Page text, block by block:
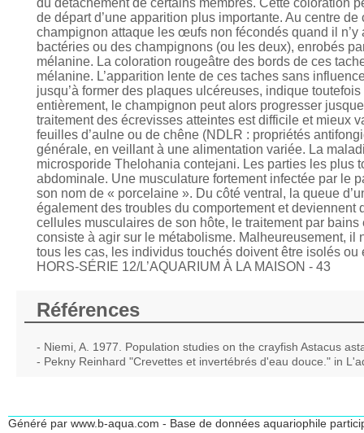
de départ d’une apparition plus importante. Au centre
champignon attaque les œufs non fécondés quand il n’y
bactéries ou des champignons (ou les deux), enrobés
mélanine. La coloration rougeâtre des bords de ces
mélanine. L’apparition lente de ces taches sans
jusqu’à former des plaques ulcéreuses, indique
entièrement, le champignon peut alors progresser
traitement des écrevisses atteintes est difficile et mieux
feuilles d’aulne ou de chêne (NDLR : propriétés
générale, en veillant à une alimentation variée. La
microsporide Thelohania contejani. Les parties les plus
abdominale. Une musculature fortement infectée par le
son nom de « porcelaine ». Du côté ventral, la queue
également des troubles du comportement et
cellules musculaires de son hôte, le traitement par
consiste à agir sur le métabolisme. Malheureusement,
tous les cas, les individus touchés doivent être isolés
HORS-SÉRIE 12/L’AQUARIUM À LA MAISON - 43
Références
- Niemi, A. 1977. Population studies on the crayfish Astacus
- Pekny Reinhard "Crevettes et invertébrés d'eau douce." in
Généré par www.b-aqua.com - Base de données aquariophile